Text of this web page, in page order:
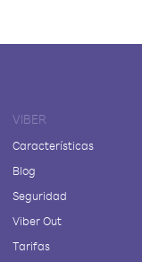
VIBER
Características
Blog
Seguridad
Viber Out
Tarifas